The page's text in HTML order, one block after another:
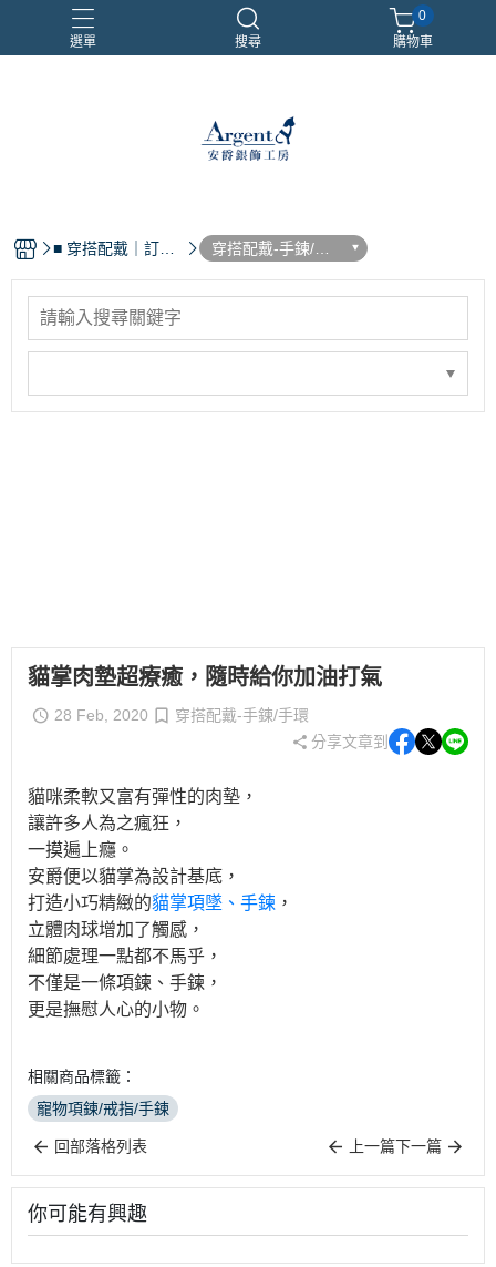
選單 搜尋
扁鍊 照片項鍊
0
購物車
■ 穿搭配戴｜訂做
穿搭配戴-手鍊/手
環
貓掌肉墊超療癒，隨時給你加油打氣
28 Feb, 2020
穿搭配戴-手鍊/手環
分享文章到
貓咪柔軟又富有彈性的肉墊，
讓許多人為之瘋狂，
一摸遍上癮。
安爵便以貓掌為設計基底，
打造小巧精緻的貓掌項墜、手鍊 ，
立體肉球增加了觸感，
細節處理一點都不馬乎，
不僅是一條項鍊、手鍊，
更是撫慰人心的小物。
相關商品標籤：
寵物項鍊/戒指/手鍊
回部落格列表 上一篇下一篇
你可能有興趣